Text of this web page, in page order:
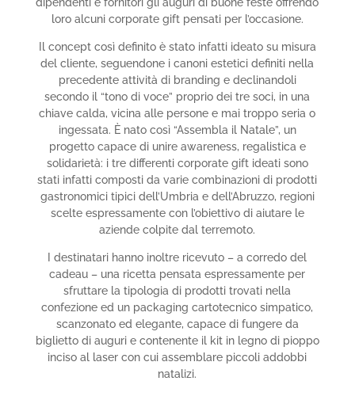
loro alcuni corporate gift pensati per l’occasione.
Il concept così definito è stato infatti ideato su misura
del cliente, seguendone i canoni estetici definiti nella
precedente attività di branding e declinandoli
secondo il “tono di voce” proprio dei tre soci, in una
chiave calda, vicina alle persone e mai troppo seria o
ingessata. È nato così “Assembla il Natale”, un
progetto capace di unire awareness, regalistica e
solidarietà: i tre differenti corporate gift ideati sono
stati infatti composti da varie combinazioni di prodotti
gastronomici tipici dell’Umbria e dell’Abruzzo, regioni
scelte espressamente con l’obiettivo di aiutare le
aziende colpite dal terremoto.
I destinatari hanno inoltre ricevuto – a corredo del
cadeau – una ricetta pensata espressamente per
sfruttare la tipologia di prodotti trovati nella
confezione ed un packaging cartotecnico simpatico,
scanzonato ed elegante, capace di fungere da
biglietto di auguri e contenente il kit in legno di pioppo
inciso al laser con cui assemblare piccoli addobbi
natalizi.